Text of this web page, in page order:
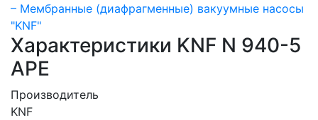
– Мембранные (диафрагменные) вакуумные насосы
"KNF"
Характеристики KNF N 940-5
APE
Производитель
KNF